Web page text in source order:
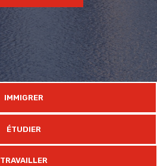
IMMIGRER
ÉTUDIER
TRAVAILLER